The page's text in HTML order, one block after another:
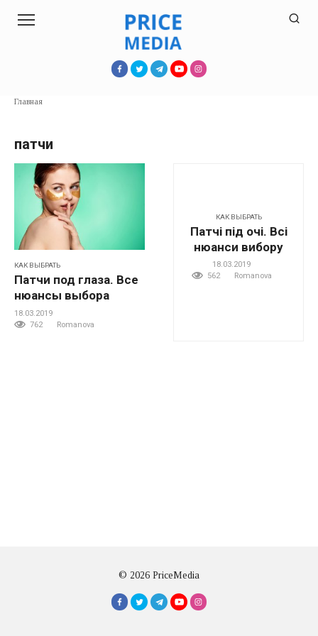
Главная
патчи
КАК ВЫБРАТЬ
Патчи под глаза. Все
нюансы выбора
18.03.2019
762
Romanova
КАК ВЫБРАТЬ
Патчі під очі. Всі
нюанси вибору
18.03.2019
562
Romanova
© 2026 PriceMedia